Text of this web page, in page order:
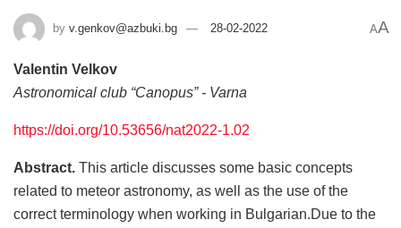
by v.genkov@azbuki.bg 28-02-2022 AA
Valentin Velkov
Astronomical club “Canopus” - Varna
https://doi.org/10.53656/nat2022-1.02
Abstract. This article discusses some basic concepts
related to meteor astronomy, as well as the use of the
correct terminology when working in Bulgarian.Due to the